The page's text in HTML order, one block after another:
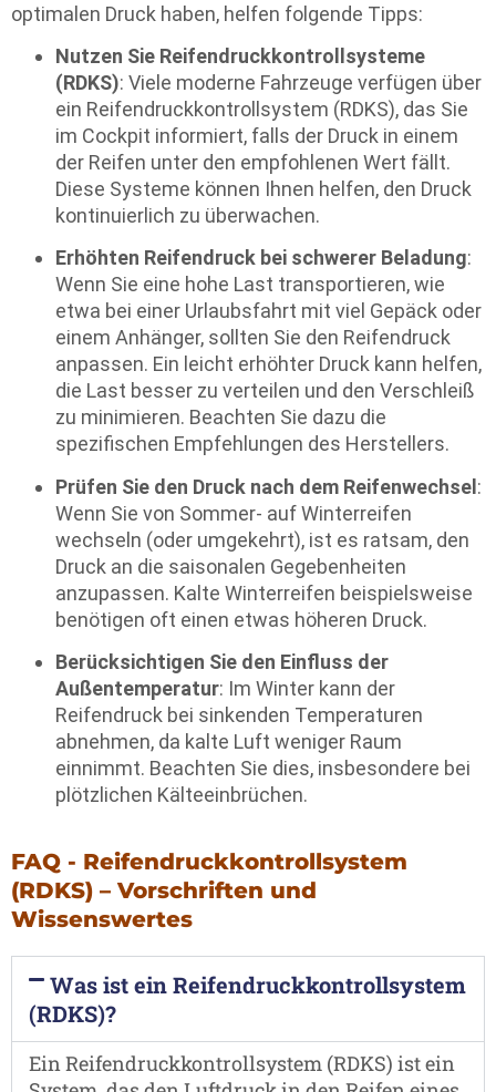
optimalen Druck haben, helfen folgende Tipps:
Nutzen Sie Reifendruckkontrollsysteme
(RDKS): Viele moderne Fahrzeuge verfügen über
ein Reifendruckkontrollsystem (RDKS), das Sie
im Cockpit informiert, falls der Druck in einem
der Reifen unter den empfohlenen Wert fällt.
Diese Systeme können Ihnen helfen, den Druck
kontinuierlich zu überwachen.
Erhöhten Reifendruck bei schwerer Beladung:
Wenn Sie eine hohe Last transportieren, wie
etwa bei einer Urlaubsfahrt mit viel Gepäck oder
einem Anhänger, sollten Sie den Reifendruck
anpassen. Ein leicht erhöhter Druck kann helfen,
die Last besser zu verteilen und den Verschleiß
zu minimieren. Beachten Sie dazu die
spezifischen Empfehlungen des Herstellers.
Prüfen Sie den Druck nach dem Reifenwechsel:
Wenn Sie von Sommer- auf Winterreifen
wechseln (oder umgekehrt), ist es ratsam, den
Druck an die saisonalen Gegebenheiten
anzupassen. Kalte Winterreifen beispielsweise
benötigen oft einen etwas höheren Druck.
Berücksichtigen Sie den Einfluss der
Außentemperatur: Im Winter kann der
Reifendruck bei sinkenden Temperaturen
abnehmen, da kalte Luft weniger Raum
einnimmt. Beachten Sie dies, insbesondere bei
plötzlichen Kälteeinbrüchen.
FAQ - Reifendruckkontrollsystem
(RDKS) – Vorschriften und
Wissenswertes
Was ist ein Reifendruckkontrollsystem
(RDKS)?
Ein Reifendruckkontrollsystem (RDKS) ist ein